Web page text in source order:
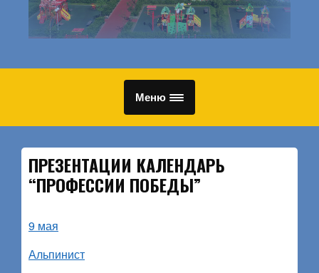
Меню
ПРЕЗЕНТАЦИИ КАЛЕНДАРЬ
“ПРОФЕССИИ ПОБЕДЫ”
9 мая
Альпинист